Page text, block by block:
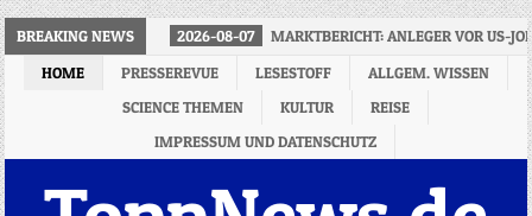
BREAKING NEWS 2026-08-07
MARKTBERICHT: ANLEGER VOR US-
HOME
PRESSEREVUE LESESTOFF
ALLGEM. WISSEN
SCIENCE THEMEN
KULTUR
REISE
IMPRESSUM UND DATENSCHUTZ